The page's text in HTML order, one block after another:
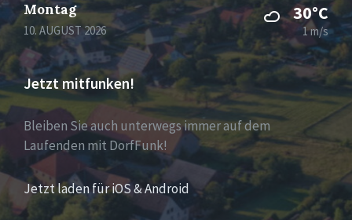
Montag
10. AUGUST 2026
30°C
1 m/s
Jetzt mitfunken!
Bleiben Sie auch unterwegs immer auf dem
Laufenden mit DorfFunk!
Jetzt laden für iOS & Android